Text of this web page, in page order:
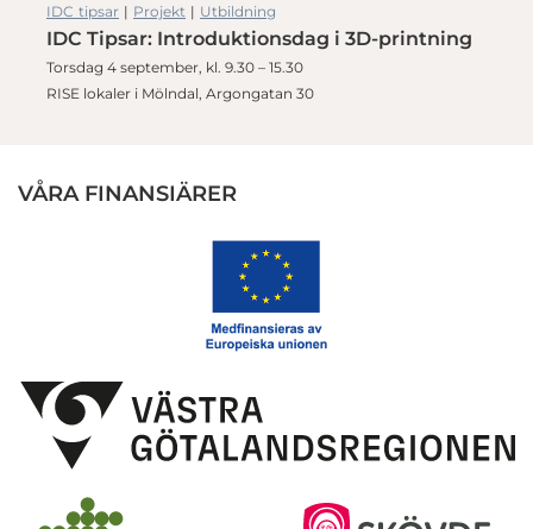
IDC tipsar | Projekt | Utbildning
IDC Tipsar: Introduktionsdag i 3D-printning
Torsdag 4 september, kl. 9.30 – 15.30
RISE lokaler i Mölndal, Argongatan 30
VÅRA FINANSIÄRER